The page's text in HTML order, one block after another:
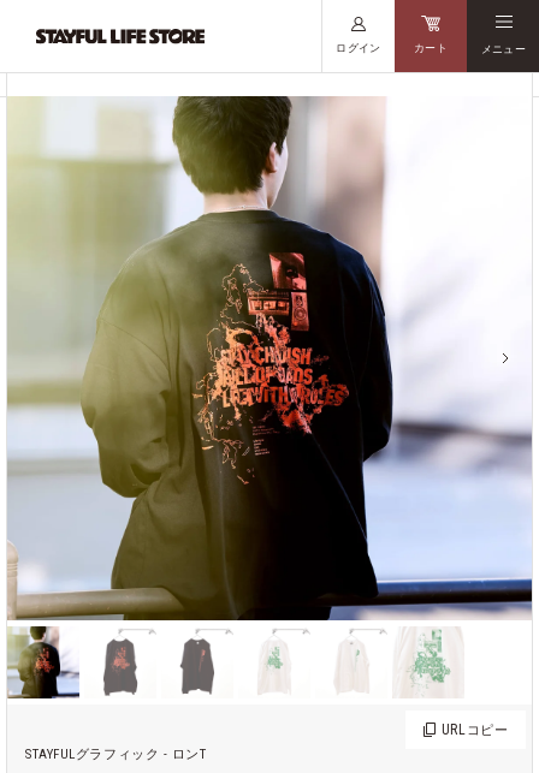
ログイン カート メニュー
URL コピー
STAYFULグラフィック - ロンT